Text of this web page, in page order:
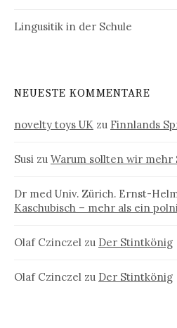
Lingusitik in der Schule
NEUESTE KOMMENTARE
novelty toys UK zu Finnlands
Susi zu Warum sollten wir mehr
Dr med Univ. Zürich. Ernst-
Kaschubisch – mehr als ein
Olaf Czinczel zu Der Stintkönig
Olaf Czinczel zu Der Stintkönig